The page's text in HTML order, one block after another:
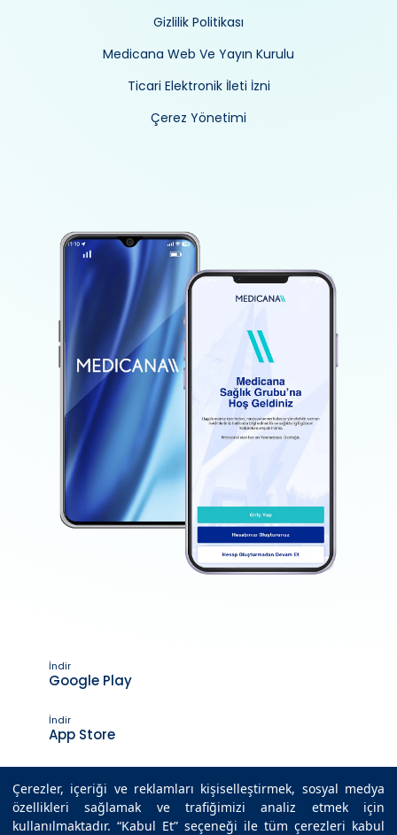
Çerezler, içeriği ve reklamları kişiselleştirmek, sosyal medya
özellikleri sağlamak ve trafiğimizi analiz etmek için
kullanılmaktadır. “Kabul Et” seçeneği ile tüm çerezleri kabul
Gizlilik Politikası
Medicana Web Ve Yayın Kurulu
Ticari Elektronik İleti İzni
Çerez Yönetimi
İndir
Google Play
İndir
App Store
Son Güncelleme Tarihi : 26.04.2022 10:38